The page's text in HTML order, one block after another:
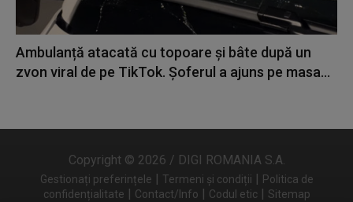
Ambulanță atacată cu topoare și bâte după un
zvon viral de pe TikTok. Șoferul a ajuns pe masa...
Copyright © 2026 / DIGI ROMANIA S.A.
Gestionați preferințele | Termeni și condiții | Politica de
confidențialitate | Contact/Info | Codul etic | Sitemap